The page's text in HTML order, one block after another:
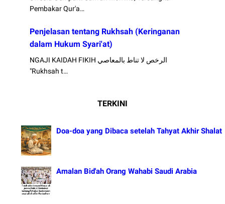
Pembakar Qur'a…
Penjelasan tentang Rukhsah (Keringanan
dalam Hukum Syari'at)
NGAJI KAIDAH FIKIH الرخص لا تناط بالمعاصي
"Rukhsah t…
TERKINI
Doa-doa yang Dibaca setelah Tahyat Akhir Shalat
Amalan Bid'ah Orang Wahabi Saudi Arabia